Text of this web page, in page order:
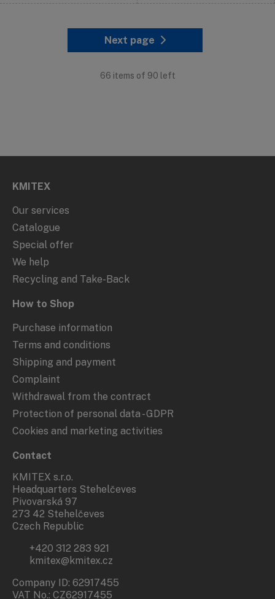
Next page
66 items of 90 left
KMITEX
Our services
Catalogue
Special offer
We help
Recycling and Take-Back
How to Shop
Purchase information
Terms and conditions
Shipping and payment
Complaint
Withdrawal from the contract
Protection of personal data - GDPR
Cookies and marketing activities
Contact
KMITEX s.r.o.
Headquarters Stehelčeves
Pivovarská 97
273 42 Stehelčeves
Czech Republic
+420 312 283 921
kmitex@kmitex.cz
Company ID: 62917455
VAT No.: CZ62917455